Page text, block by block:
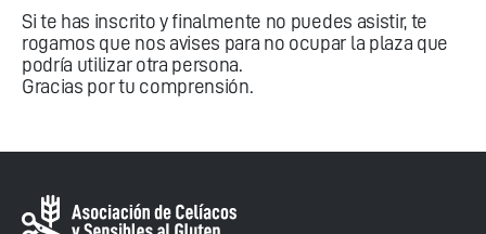
Si te has inscrito y finalmente no puedes asistir, te
rogamos que nos avises para no ocupar la plaza que
podría utilizar otra persona.
Gracias por tu comprensión.